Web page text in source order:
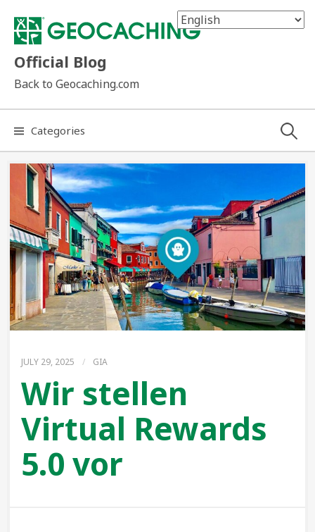
content
Official Blog
Back to Geocaching.com
Categories Search
JULY 29, 2025 / GIA
Wir stellen
Virtual Rewards
5.0 vor